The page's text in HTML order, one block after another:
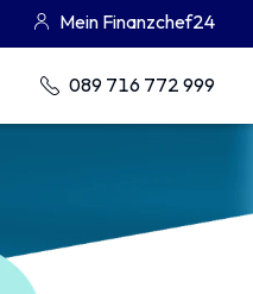
Mein Finanzchef24
089 716 772 999